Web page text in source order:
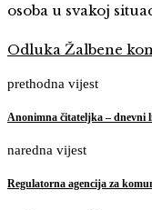
osoba u svakoj
Odluka Žalbene
prethodna vijest
Anonimna čitateljka – dnevni
naredna vijest
Regulatorna agencija za